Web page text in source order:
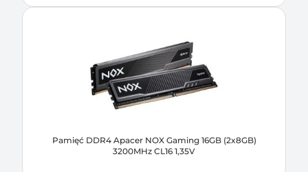
Pamięć DDR4 Apacer NOX Gaming 16GB (2x8GB)
3200MHz CL16 1,35V